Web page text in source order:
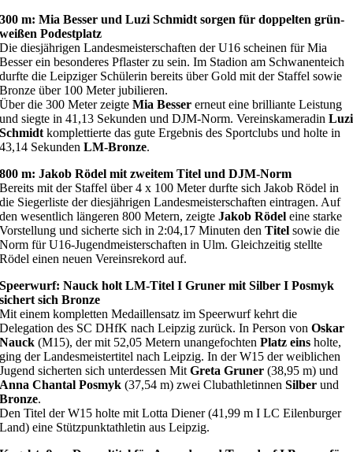
300 m: Mia Besser und Luzi Schmidt sorgen für doppelten grün-
weißen Podestplatz
Die diesjährigen Landesmeisterschaften der U16 scheinen für Mia
Besser ein besonderes Pflaster zu sein. Im Stadion am Schwanenteich
durfte die Leipziger Schülerin bereits über Gold mit der Staffel sowie
Bronze über 100 Meter jubilieren.
Über die 300 Meter zeigteMia Besser erneut eine brilliante Leistung
und siegte in 41,13 Sekunden und DJM-Norm. VereinskameradinLuzi
Schmidt komplettierte das gute Ergebnis des Sportclubs und holte in
43,14 Sekunden LM-Bronze.
800 m: Jakob Rödel mit zweitem Titel und DJM-Norm
Bereits mit der Staffel über 4 x 100 Meter durfte sich Jakob Rödel in
die Siegerliste der diesjährigen Landesmeisterschaften eintragen. Auf
den wesentlich längeren 800 Metern, zeigte Jakob Rödeleine starke
Vorstellung und sicherte sich in 2:04,17 Minuten denTitel sowie die
Norm für U16-Jugendmeisterschaften in Ulm. Gleichzeitig stellte
Rödel einen neuen Vereinsrekord auf.
Speerwurf: Nauck holt LM-Titel I Gruner mit Silber I Posmyk
sichert sich Bronze
Mit einem kompletten Medaillensatz im Speerwurf kehrt die
Delegation des SC DHfK nach Leipzig zurück. In Person vonOskar
Nauck (M15), der mit 52,05 Metern unangefochtenPlatz eins holte,
ging der Landesmeistertitel nach Leipzig. In der W15 der weiblichen
Jugend sicherten sich unterdessen MitGreta Gruner (38,95 m) und
Anna Chantal Posmyk (37,54 m) zwei ClubathletinnenSilber und
Bronze.
Den Titel der W15 holte mit Lotta Diener (41,99 m I LC Eilenburger
Land) eine Stützpunktathletin aus Leipzig.